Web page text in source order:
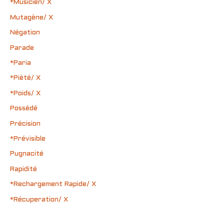
*Musicien/ X
Mutagène/ X
Négation
Parade
*Paria
*Pièté/ X
*Poids/ X
Possédé
Précision
*Prévisible
Pugnacité
Rapidité
*Rechargement Rapide/ X
*Récuperation/ X